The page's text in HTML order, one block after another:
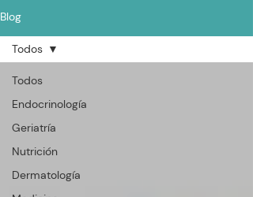
Blog
Todos
Endocrinología
Geriatría
Nutrición
Dermatología
Todos